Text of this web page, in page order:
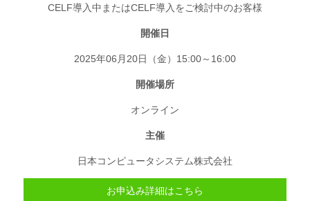
CELF導入中またはCELF導入をご検討中のお客様
開催日
2025年06月20日（金）15:00～16:00
開催場所
オンライン
主催
日本コンピュータシステム株式会社
お申込み詳細はこちら